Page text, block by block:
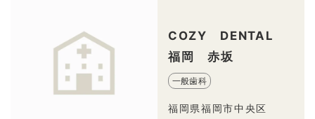
COZY DENTAL
福岡 赤坂
一般歯科
福岡県福岡市中央区